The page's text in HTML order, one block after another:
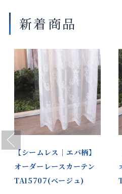
新着商品
Previous
【シームレス｜エバ柄】
オーダーレースカーテン
TA15707(ベージュ)